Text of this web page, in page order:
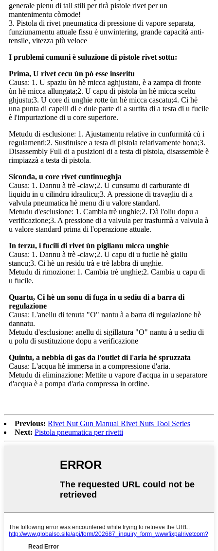
generale pienu di tali stili per tirà pistole rivet per un
mantenimentu còmode!
3. Pistola di rivet pneumatica di pressione di vapore separata,
funziunamentu attuale fissu è unwintering, grande capacità anti-
tensile, vitezza più veloce
I prublemi cumuni è suluzione di pistole rivet sottu:
Prima, U rivet cecu ùn pò esse inseritu
Causa: 1. U spaziu ùn hè micca aghjustatu, è a zampa di fronte
ùn hè micca allungata;2. U capu di pistola ùn hè micca sceltu
ghjustu;3. U core di unghie rotte ùn hè micca cascatu;4. Ci hè
una punta di capelli di e duie parte di a surtita di a testa di u fucile
è l'impurtazione di u core superiore.
Metudu di esclusione: 1. Ajustamentu relative in cunfurmità cù i
regulamenti;2. Sustituisce a testa di pistola relativamente bona;3.
Disassembly Full di a pusizioni di a testa di pistola, disassemble è
rimpiazzà a testa di pistola.
Siconda, u core rivet cuntinueghja
Causa: 1. Dannu à trè -claw;2. U cunsumu di carburante di
liquidu in u cilindru idraulicu;3. A pressione di travagliu di a
valvula pneumatica hè menu di u valore standard.
Metudu d'esclusione: 1. Cambia trè unghie;2. Dà l'oliu dopu a
verificazione;3. A pressione di a valvula per trasfurmà a valvula à
u valore standard prima di l'operazione attuale.
In terzu, i fucili di rivet ùn piglianu micca unghie
Causa: 1. Dannu à trè -claw;2. U capu di u fucile hè giallu
stancu;3. Ci hè un residu trà e trè labbra di unghie.
Metudu di rimozione: 1. Cambia trè unghie;2. Cambia u capu di
u fucile.
Quartu, Ci hè un sonu di fuga in u sediu di a barra di
regulazione
Causa: L'anellu di tenuta "O" nantu à a barra di regulazione hè
dannatu.
Metudu d'esclusione: anellu di sigillatura "O" nantu à u sediu di
u polu di sustituzione dopu a verificazione
Quintu, a nebbia di gas da l'outlet di l'aria hè spruzzata
Causa: L'acqua hè immersa in a compressione d'aria.
Metudu di eliminazione: Mettite u vapore d'acqua in u separatore
d'acqua è a pompa d'aria compressa in ordine.
Previous: Rivet Nut Gun Manual Rivet Nuts Tool Series
Next: Pistola pneumatica per rivetti